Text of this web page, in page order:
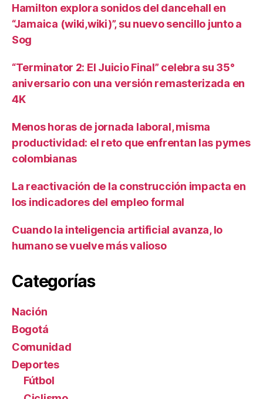
Hamilton explora sonidos del dancehall en
“Jamaica (wiki,wiki)”, su nuevo sencillo junto a
Sog
“Terminator 2: El Juicio Final” celebra su 35°
aniversario con una versión remasterizada en
4K
Menos horas de jornada laboral, misma
productividad: el reto que enfrentan las pymes
colombianas
La reactivación de la construcción impacta en
los indicadores del empleo formal
Cuando la inteligencia artificial avanza, lo
humano se vuelve más valioso
Categorías
Nación
Bogotá
Comunidad
Deportes
Fútbol